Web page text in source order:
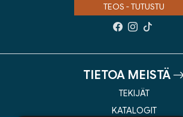
TEOS - TUTUSTU
TIETOA MEISTÄ
TEKIJÄT
KATALOGIT